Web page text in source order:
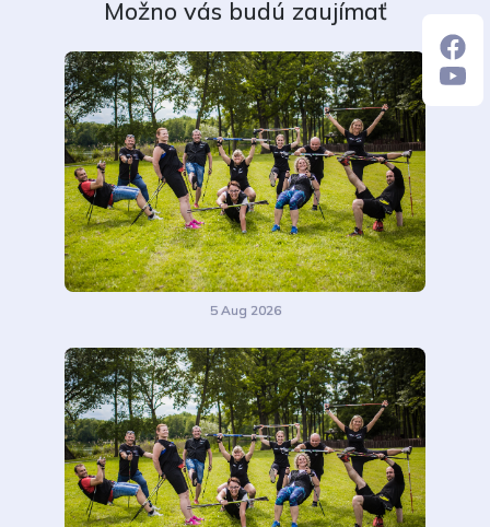
Možno vás budú zaujímať
5 Aug 2026